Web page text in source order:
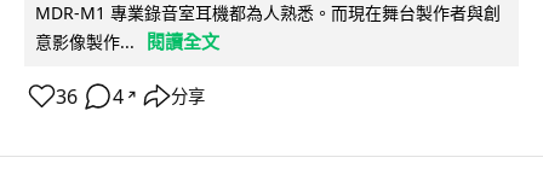
MDR-M1 專業錄音室耳機都為人熟悉。而現在舞台製作者與創
意影像製作...
閱讀全文
36 4 ↗ 分享